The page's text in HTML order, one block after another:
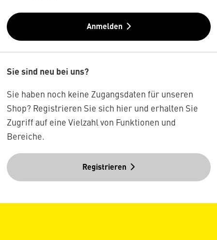
Anmelden
Sie sind neu bei uns?
Sie haben noch keine Zugangsdaten für unseren
Shop? Registrieren Sie sich hier und erhalten Sie
Zugriff auf eine Vielzahl von Funktionen und
Bereiche.
Registrieren